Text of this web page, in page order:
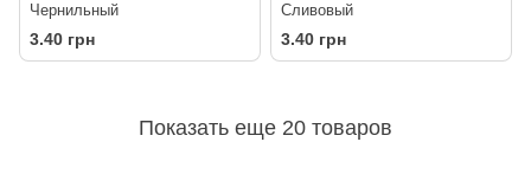
Чернильный
3.40 грн
Сливовый
3.40 грн
Показать еще 20 товаров